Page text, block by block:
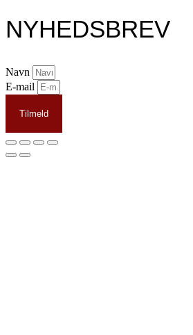
NYHEDSBREV
Navn
E-mail
Tilmeld